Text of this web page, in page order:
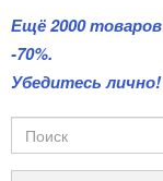
Ещё 2000
-70%.
Убедитесь лично!